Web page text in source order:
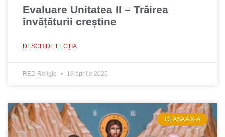
Evaluare Unitatea II – Trăirea
învățăturii creștine
DESCHIDE LECȚIA
RED Religie 18 aprilie 2025
CLASA A X-A